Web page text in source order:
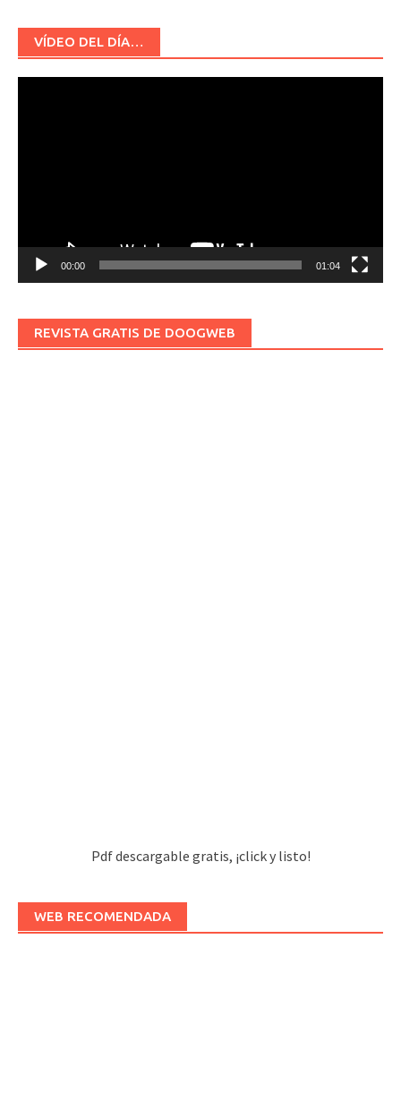
VÍDEO DEL DÍA…
00:00 01:04
REVISTA GRATIS DE DOOGWEB
Pdf descargable gratis, ¡click y listo!
WEB RECOMENDADA